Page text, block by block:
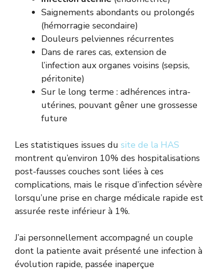
Saignements abondants ou prolongés
(hémorragie secondaire)
Douleurs pelviennes récurrentes
Dans de rares cas, extension de
l’infection aux organes voisins (sepsis,
péritonite)
Sur le long terme : adhérences intra-
utérines, pouvant gêner une grossesse
future
Les statistiques issues du site de la HAS
montrent qu’environ 10% des hospitalisations
post-fausses couches sont liées à ces
complications, mais le risque d’infection sévère
lorsqu’une prise en charge médicale rapide est
assurée reste inférieur à 1%.
J’ai personnellement accompagné un couple
dont la patiente avait présenté une infection à
évolution rapide, passée inaperçue